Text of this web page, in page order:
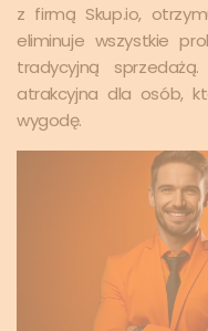
z firmą Skup.io,
eliminuje wszystkie
tradycyjną
atrakcyjna dla osób,
wygodę.